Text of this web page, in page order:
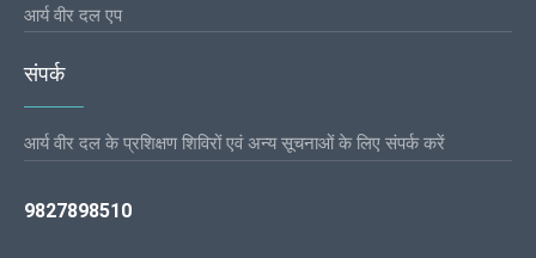
आर्य वीर दल एप
संपर्क
आर्य वीर दल के प्रशिक्षण शिविरों एवं अन्य सूचनाओं के लिए संपर्क करें
9827898510